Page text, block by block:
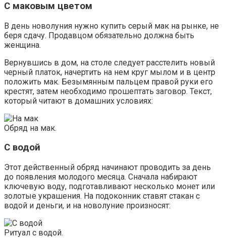
С маковым цветом
В день новолуния нужно купить серый мак на рынке, не
беря сдачу. Продавцом обязательно должна быть
женщина.
Вернувшись в дом, на столе следует расстелить новый
черный платок, начертить на нем круг мылом и в центр
положить мак. Безымянным пальцем правой руки его
крестят, затем необходимо прошептать заговор. Текст,
который читают в домашних условиях:
Обряд на мак.
С водой
Этот действенный обряд начинают проводить за день
до появления молодого месяца. Сначала набирают
ключевую воду, подготавливают несколько монет или
золотые украшения. На подоконник ставят стакан с
водой и деньги, и на новолуние произносят:
Ритуал с водой.